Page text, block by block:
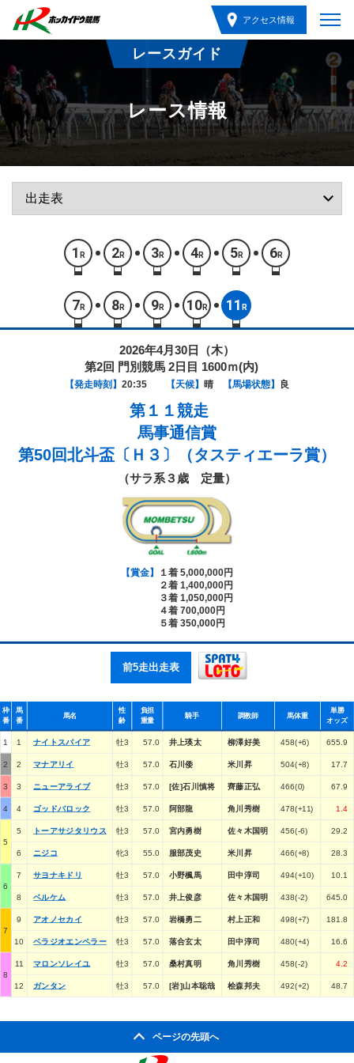
アクセス情報
レースガイド
レース情報
1 R 2R 3R 4R 5R 6R
7 R 8R 9R 10R 11 R
2026年4月30日（木）
第2回 門別競馬 2日目 1600ｍ(内)
【発走時刻】 20:35 【天候】 晴 【馬場状態】 良
第１１競走
馬事通信賞
第50回北斗盃〔Ｈ３〕（タスティエーラ賞）
（サラ系３歳 定量）
【賞金】
１着 5,000,000円
２着 1,400,000円
３着 1,050,000円
４着 700,000円
５着 350,000円
前5走出走表
枠
番
馬
番
馬名
性
齢
負担
重量
騎手 調教師 馬体重
単勝
オッズ
1 1 ナイトスパイア 牡3 57.0 井上瑛太 柳澤好美 458(+6) 655.9
2 2 マナアリイ 牡3 57.0 石川倭 米川昇 504(+8) 17.7
3 3 ニューアライブ 牡3 57.0 [佐]石川慎将 齊藤正弘 466(0) 67.9
4 4 ゴッドバロック 牡3 57.0 阿部龍 角川秀樹 478(+11) 1.4
5
5 トーアサジタリウス 牡3 57.0 宮内勇樹 佐々木国明 456(-6) 29.2
6 ニジコ 牝3 55.0 服部茂史 米川昇 466(+8) 28.3
6
7 サヨナキドリ 牡3 57.0 小野楓馬 田中淳司 494(+10) 10.1
8 ベルケム 牡3 57.0 井上俊彦 佐々木国明 438(-2) 645.0
7
9 アオノセカイ 牡3 57.0 岩橋勇二 村上正和 498(+7) 181.8
10 ベラジオエンペラー 牡3 57.0 落合玄太 田中淳司 480(+4) 16.6
8
11 マロンソレイユ 牡3 57.0 桑村真明 角川秀樹 458(-2) 4.2
12 ガンタン 牡3 57.0 [岩]山本聡哉 桧森邦夫 492(+2) 48.7
ページの先頭へ